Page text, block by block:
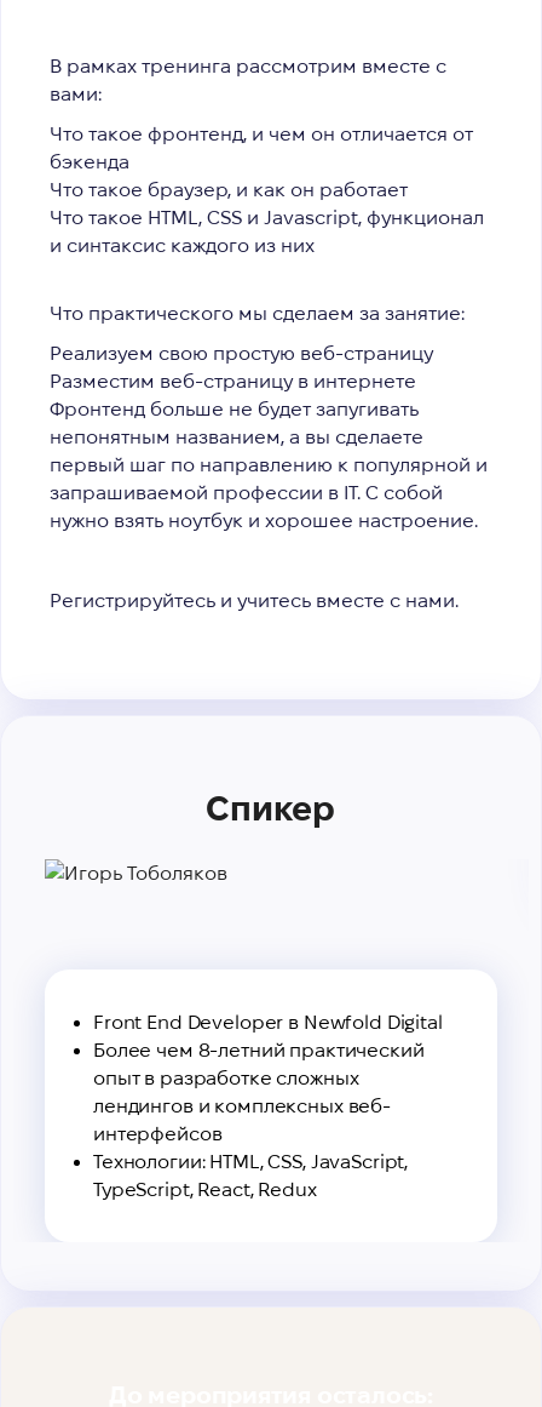
В рамках тренинга рассмотрим вместе с
вами:
Что такое фронтенд, и чем он отличается от
бэкенда
Что такое браузер, и как он работает
Что такое HTML, CSS и Javascript, функционал
и синтаксис каждого из них
Что практического мы сделаем за занятие:
Реализуем свою простую веб-страницу
Разместим веб-страницу в интернете
Фронтенд больше не будет запугивать
непонятным названием, а вы сделаете
первый шаг по направлению к популярной и
запрашиваемой профессии в IТ. С собой
нужно взять ноутбук и хорошее настроение.
Регистрируйтесь и учитесь вместе с нами.
Спикер
Front End Developer в Newfold Digital
Более чем 8-летний практический
опыт в разработке сложных
лендингов и комплексных веб-
интерфейсов
Технологии: HTML, CSS, JavaScript,
TypeScript, React, Redux